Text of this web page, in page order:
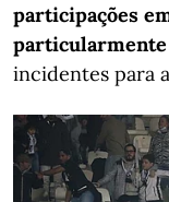
participações
particularmente
incidentes para